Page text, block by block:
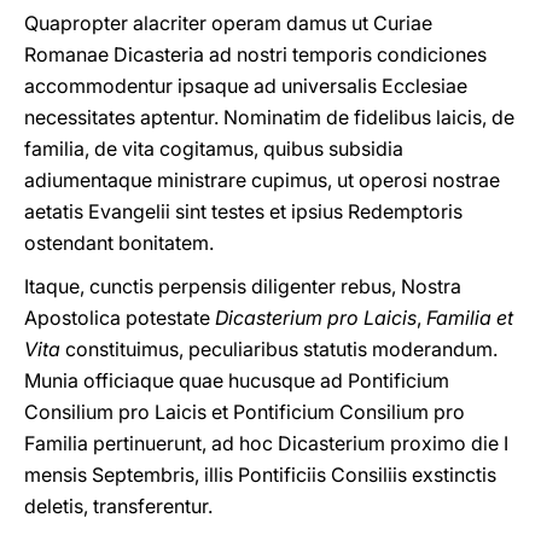
Quapropter alacriter operam damus ut Curiae
Romanae Dicasteria ad nostri temporis condiciones
accommodentur ipsaque ad universalis Ecclesiae
necessitates aptentur. Nominatim de fidelibus laicis, de
familia, de vita cogitamus, quibus subsidia
adiumentaque ministrare cupimus, ut operosi nostrae
aetatis Evangelii sint testes et ipsius Redemptoris
ostendant bonitatem.
Itaque, cunctis perpensis diligenter rebus, Nostra
Apostolica potestate Dicasterium pro Laicis, Familia et
Vita constituimus, peculiaribus statutis moderandum.
Munia officiaque quae hucusque ad Pontificium
Consilium pro Laicis et Pontificium Consilium pro
Familia pertinuerunt, ad hoc Dicasterium proximo die I
mensis Septembris, illis Pontificiis Consiliis exstinctis
deletis, transferentur.